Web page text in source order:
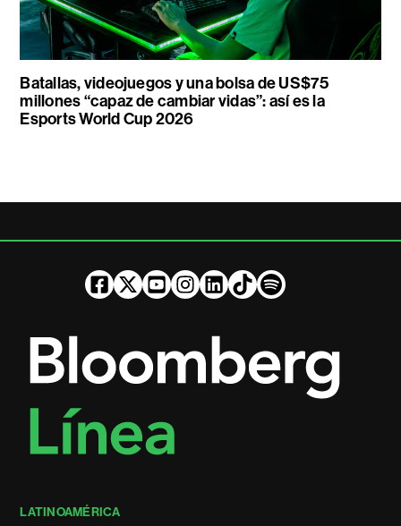
Batallas, videojuegos y una bolsa de US$75
millones “capaz de cambiar vidas”: así es la
Esports World Cup 2026
LATINOAMÉRICA